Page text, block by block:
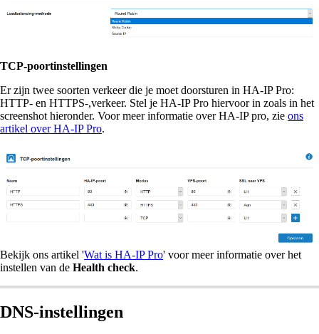
TCP-poortinstellingen
Er zijn twee soorten verkeer die je moet doorsturen in HA-IP Pro:
HTTP- en HTTPS-,verkeer. Stel je HA-IP Pro hiervoor in zoals in het
screenshot hieronder. Voor meer informatie over HA-IP pro, zie ons
artikel over HA-IP Pro.
Bekijk ons artikel 'Wat is HA-IP Pro' voor meer informatie over het
instellen van de Health check.
DNS-instellingen